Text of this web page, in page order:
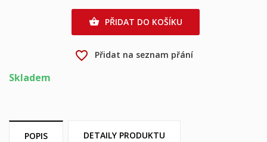
 PŘIDAT DO KOŠÍKU
favorite_border Přidat na seznam přání
Skladem
POPIS DETAILY PRODUKTU